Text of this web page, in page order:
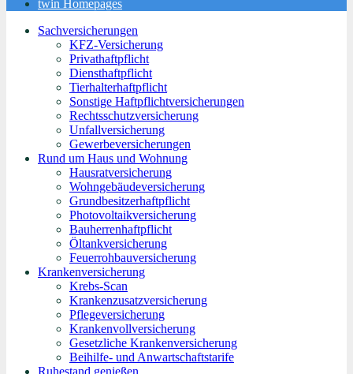
twin Homepages
Sachversicherungen
KFZ-Versicherung
Privathaftpflicht
Diensthaftpflicht
Tierhalterhaftpflicht
Sonstige Haftpflichtversicherungen
Rechtsschutzversicherung
Unfallversicherung
Gewerbeversicherungen
Rund um Haus und Wohnung
Hausratversicherung
Wohngebäudeversicherung
Grundbesitzerhaftpflicht
Photovoltaikversicherung
Bauherrenhaftpflicht
Öltankversicherung
Feuerrohbauversicherung
Krankenversicherung
Krebs-Scan
Krankenzusatzversicherung
Pflegeversicherung
Krankenvollversicherung
Gesetzliche Krankenversicherung
Beihilfe- und Anwartschaftstarife
Ruhestand genießen